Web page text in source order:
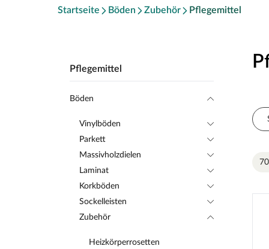
Startseite Böden Zubehör Pflegemittel
Pflegemittel
Böden
Vinylböden
Parkett
Massivholzdielen
Laminat
Korkböden
Sockelleisten
Zubehör
Heizkörperrosetten